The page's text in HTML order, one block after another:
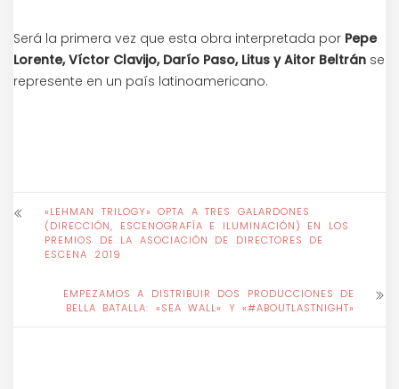
Será la primera vez que esta obra interpretada por Pepe
Lorente, Víctor Clavijo, Darío Paso, Litus y Aitor Beltrán se
represente en un país latinoamericano.
«LEHMAN TRILOGY» OPTA A TRES GALARDONES
(DIRECCIÓN, ESCENOGRAFÍA E ILUMINACIÓN) EN LOS
PREMIOS DE LA ASOCIACIÓN DE DIRECTORES DE
ESCENA 2019
EMPEZAMOS A DISTRIBUIR DOS PRODUCCIONES DE
BELLA BATALLA: «SEA WALL» Y «#ABOUTLASTNIGHT»